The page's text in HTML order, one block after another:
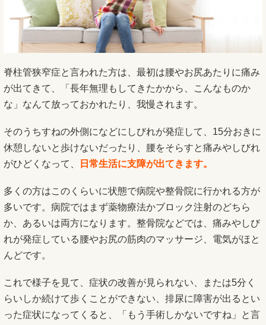
脊柱管狭窄症と言われた方は、最初は腰やお尻あたりに痛み
が出てきて、「長年無理もしてきたかから、こんなものか
な」なんて放っておかれたり、我慢されます。
そのうちすねの外側になどにしびれが発症して、15分おきに
休憩しないと歩けないだったり、腰をそらすと痛みやしびれ
がひどくなって、
日常生活に支障が出てきます。
多くの方はこのくらいに状態で病院や整骨院に行かれる方が
多いです。病院ではまず薬物療法かブロック注射のどちら
か、あるいは両方になります。整骨院などでは、痛みやしび
れが発症している腰やお尻の筋肉のマッサージ、電気がほと
んどです。
これで様子を見て、症状の改善が見られない、または5分く
らいしか続けて歩くことができない、排尿に障害が出るとい
った症状になってくると、「もう手術しかないですね」と言